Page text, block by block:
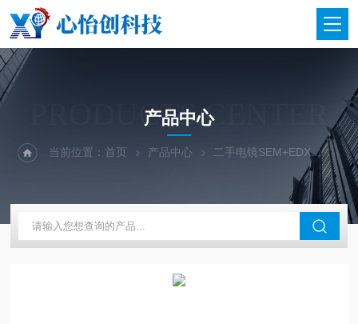
PRODUCTS CENTER
产品中心
当前位置：首页 产品中心 二手电镜SEM+EDX 二手